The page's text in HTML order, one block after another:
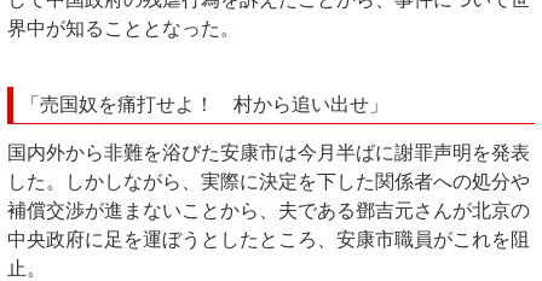
界中が知ることとなった。
「売国奴を痛打せよ！ 村から追い出せ」
国内外から非難を浴びた安康市は今月半ばに謝罪声明を発表
した。しかしながら、実際に決定を下した関係者への処分や
補償交渉が進まないことから、夫である鄧吉元さんが北京の
中央政府に足を運ぼうとしたところ、安康市職員がこれを阻
止。